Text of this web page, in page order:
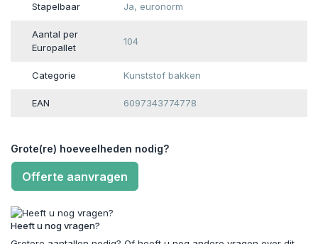
Stapelbaar Ja, euronorm
Aantal per
Europallet
104
Categorie Kunststof bakken
EAN 6097343774778
Grote(re) hoeveelheden nodig?
Offerte aanvragen
Heeft u nog vragen?